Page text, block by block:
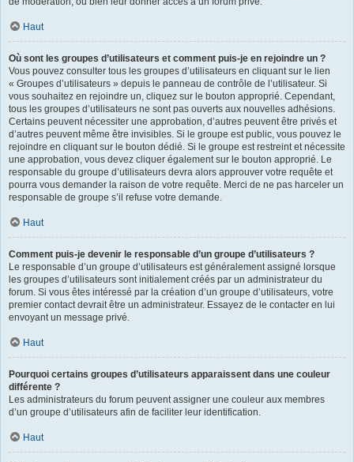
Haut
Où sont les groupes d’utilisateurs et comment puis-je en rejoindre un ?
Vous pouvez consulter tous les groupes d’utilisateurs en cliquant sur le lien
« Groupes d’utilisateurs » depuis le panneau de contrôle de l’utilisateur. Si
vous souhaitez en rejoindre un, cliquez sur le bouton approprié. Cependant,
tous les groupes d’utilisateurs ne sont pas ouverts aux nouvelles adhésions.
Certains peuvent nécessiter une approbation, d’autres peuvent être privés et
d’autres peuvent même être invisibles. Si le groupe est public, vous pouvez le
rejoindre en cliquant sur le bouton dédié. Si le groupe est restreint et nécessite
une approbation, vous devez cliquer également sur le bouton approprié. Le
responsable du groupe d’utilisateurs devra alors approuver votre requête et
pourra vous demander la raison de votre requête. Merci de ne pas harceler un
responsable de groupe s’il refuse votre demande.
Haut
Comment puis-je devenir le responsable d’un groupe d’utilisateurs ?
Le responsable d’un groupe d’utilisateurs est généralement assigné lorsque
les groupes d’utilisateurs sont initialement créés par un administrateur du
forum. Si vous êtes intéressé par la création d’un groupe d’utilisateurs, votre
premier contact devrait être un administrateur. Essayez de le contacter en lui
envoyant un message privé.
Haut
Pourquoi certains groupes d’utilisateurs apparaissent dans une couleur
différente ?
Les administrateurs du forum peuvent assigner une couleur aux membres
d’un groupe d’utilisateurs afin de faciliter leur identification.
Haut